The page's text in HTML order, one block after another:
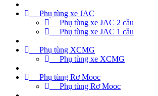
Phụ tùng xe JAC
Phụ tùng xe JAC 2 cầu
Phụ tùng xe JAC 1 cầu
Phụ tùng XCMG
Phụ tùng xe XCMG
Phụ tùng Rơ Mooc
Phụ tùng Rơ Mooc